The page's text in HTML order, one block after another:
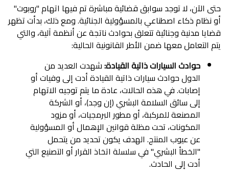
حتى الآن، لا توجد سوابق قضائية مباشرة تم فيها اتهام "روبوت"
أو نظام ذكاء اصطناعي بالمسؤولية الجنائية. ومع ذلك، بدأت تظهر
قضايا مدنية وجنائية تتعلق بحوادث ناتجة عن أنظمة آلية، والتي
يتم التعامل معها ضمن الأطر القانونية الحالية:
حوادث السيارات ذاتية القيادة:شهدت العديد من
الدول حوادث سيارات ذاتية القيادة أدت إلى وفيات أو
إصابات. في هذه الحالات، عادة ما يتم توجيه الاتهام
إلى سائق السلامة البشري (إن وجد)، أو الشركة
المصنعة للمركبة، أو مطور البرمجيات، أو مزود
المكونات، تحت مظلة قوانين الإهمال أو المسؤولية
عن عيوب المنتج. الهدف يكون تحديد من يتحمل
"الخطأ البشري" في سلسلة اتخاذ القرار أو التصنيع التي
أدت إلى الحادث.